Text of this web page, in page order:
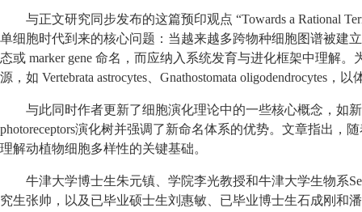
与正文研究同步发布的这篇预印观点 “Towards a Rational
单细胞时代到来的核心问题：当越来越多跨物种细胞图谱被建
态或 marker gene 命名，而应纳入系统发育与进化框架中理解
源，如 Vertebrata astrocytes、Gnathostomata
与此同时作者更新了细胞演化理论中的一些核心概念，如
photoreceptors演化树并强调了新命名体系的优势。文章指出，
理解动植物细胞多样性的关键基础。
牛津大学博士生朱元镇、学院李光教授和牛津大学生物系
究生张帅，以及已毕业硕士生刘惠敏、已毕业博士生石成刚和